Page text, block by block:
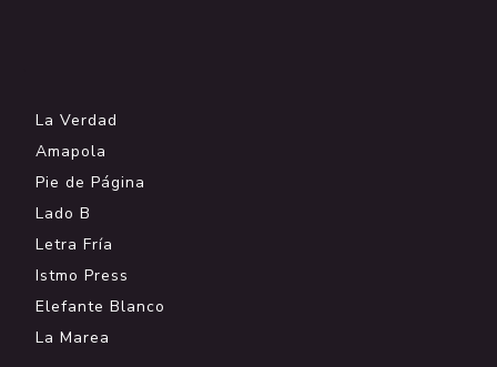
La Verdad
Amapola
Pie de Página
Lado B
Letra Fría
Istmo Press
Elefante Blanco
La Marea